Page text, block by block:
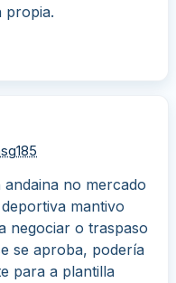
propia.
no mercado
mantivo
negociar o traspaso
se aproba, podería
para a plantilla